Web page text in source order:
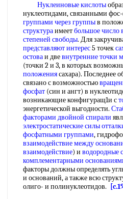
Нуклеиновые кислоты
нуклеотидами, связанными
группами через группыв
структураимеетбольшое число
степеней свободы. Для
представляют интерес5 точек
остоваи двевнутренние точки
(точки 2 и 3, в которых
положениясахара). Последнее
связано с возможностью
фосфат (син и ангт) в
возникающие конфигуращ1и с
энергетической выгодности.
факторами двойной спирали
электростатические силы
фосфатными группами,
взаимодействие между
взаимодействие) и водородные
комплементарными
факторы должны определять
и оснований, а также всю
олиго- и полинуклеотидов.